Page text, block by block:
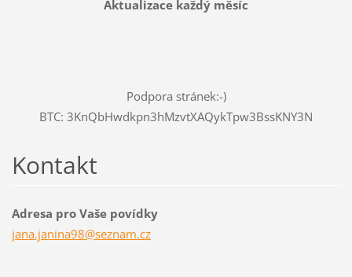
Aktualizace každý měsíc
Podpora stránek:-)
BTC: 3KnQbHwdkpn3hMzvtXAQykTpw3BssKNY3N
Kontakt
Adresa pro Vaše povídky
jana.janina98@seznam.cz